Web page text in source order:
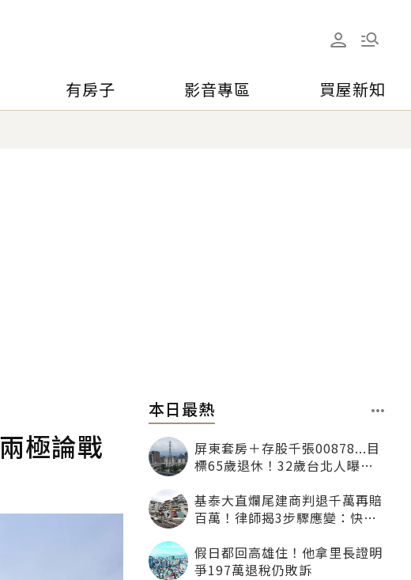
有房子 影音專區 買屋新知
極論戰
本日最熱
屏東套房＋存股千張00878...目
標65歲退休！32歲台北人曝：
基泰大直爛尾建商判退千萬再賠
百萬！律師揭3步驟應變：快通
假日都回高雄住！他拿里長證明
爭197萬退稅仍敗訴